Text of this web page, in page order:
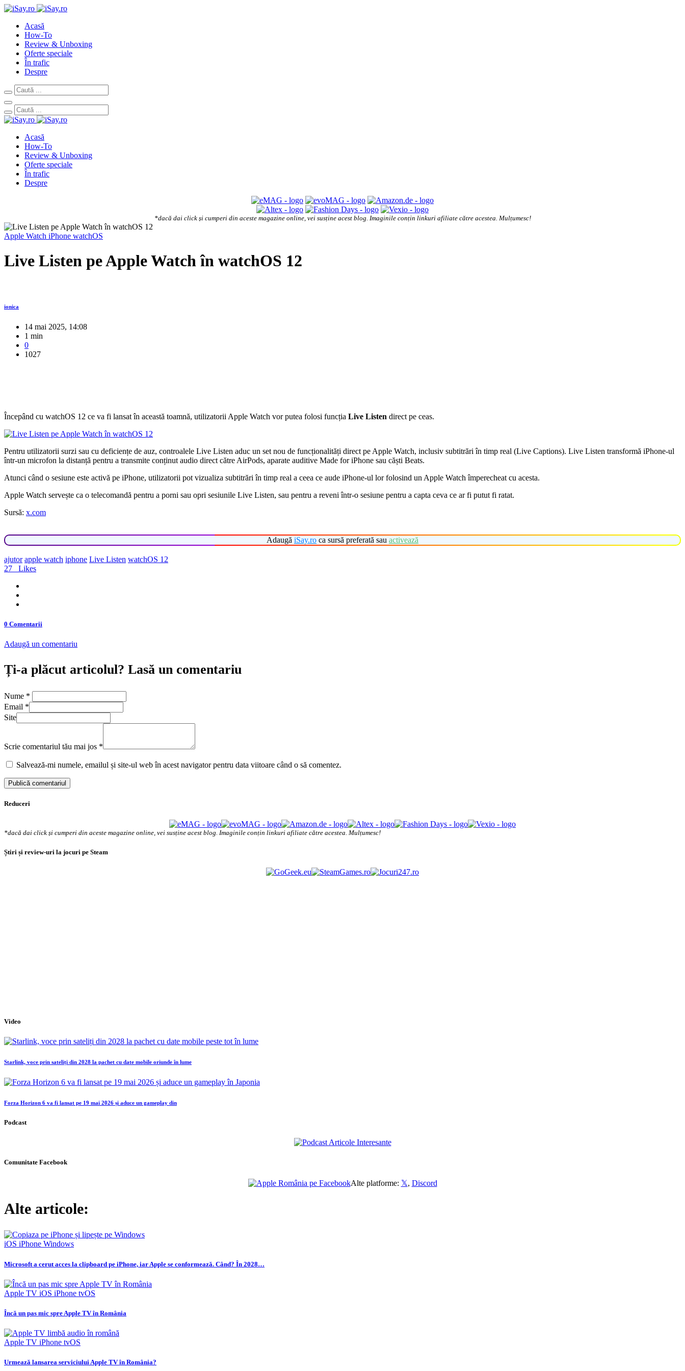
Acasă
How-To
Review & Unboxing
Oferte speciale
În trafic
Despre
Acasă
How-To
Review & Unboxing
Oferte speciale
În trafic
Despre
*dacă dai click și cumperi din aceste magazine online, vei susține acest blog. Imaginile conțin linkuri afiliate către acestea. Mulțumesc!
Apple Watch iPhone watchOS
Live Listen pe Apple Watch în watchOS 12
ionica
14 mai 2025, 14:08
1 min
0
1027
Începând cu watchOS 12 ce va fi lansat în această toamnă, utilizatorii Apple Watch vor putea folosi funcția Live Listen direct pe ceas.
Pentru utilizatorii surzi sau cu deficiențe de auz, controalele Live Listen aduc un set nou de funcționalități direct pe Apple Watch, inclusiv subtitrări în timp real (Live Captions). Live Listen transformă iPhone-ul
într-un microfon la distanță pentru a transmite conținut audio direct către AirPods, aparate auditive Made for iPhone sau căști Beats.
Atunci când o sesiune este activă pe iPhone, utilizatorii pot vizualiza subtitrări în timp real a ceea ce aude iPhone-ul lor folosind un Apple Watch împerecheat cu acesta.
Apple Watch servește ca o telecomandă pentru a porni sau opri sesiunile Live Listen, sau pentru a reveni într-o sesiune pentru a capta ceva ce ar fi putut fi ratat.
Sursă: x.com
Adaugă iSay.ro ca sursă preferată sau activează
ajutor apple watch iphone Live Listen watchOS 12
27
Likes
0 Comentarii
Adaugă un comentariu
Ți-a plăcut articolul? Lasă un comentariu
Nume *
Email *
Site
Scrie comentariul tău mai jos *
Salvează-mi numele, emailul și site-ul web în acest navigator pentru data viitoare când o să comentez.
Reduceri
*dacă dai click și cumperi din aceste magazine online, vei susține acest blog. Imaginile conțin linkuri afiliate către acestea. Mulțumesc!
Știri și review-uri la jocuri pe Steam
Video
Starlink, voce prin sateliți din 2028 la pachet cu date mobile oriunde în lume
Forza Horizon 6 va fi lansat pe 19 mai 2026 și aduce un gameplay din
Podcast
Comunitate Facebook
Alte platforme: 𝕏, Discord
Alte articole:
iOS iPhone Windows
Microsoft a cerut acces la clipboard pe iPhone, iar Apple se conformează. Când? În 2028…
Apple TV iOS iPhone tvOS
Încă un pas mic spre Apple TV în România
Apple TV iPhone tvOS
Urmează lansarea serviciului Apple TV în România?